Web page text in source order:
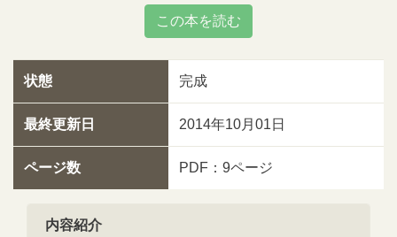
この本を読む
状態 完成
最終更新日 2014年10月01日
ページ数 PDF：9ページ
内容紹介